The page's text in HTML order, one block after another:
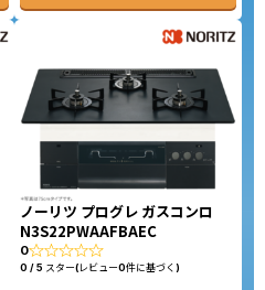
ノーリツ プログレ ガスコンロ
N3S22PWAAFBAEC
0
0 / 5 スター(レビュー0件に基づく)